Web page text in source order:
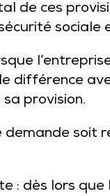
de ces
sociale
différence
provision.
soit
: dès lors